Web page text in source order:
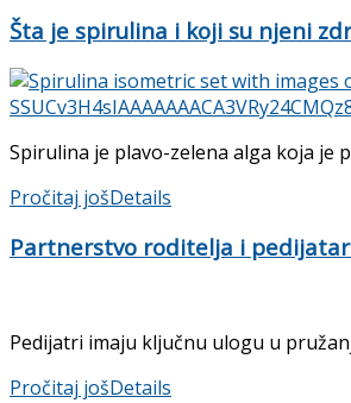
Šta je spirulina i koji su njeni
Spirulina je plavo-zelena alga koja je
Pročitaj jošDetails
Partnerstvo roditelja i
Pedijatri imaju ključnu ulogu u
Pročitaj jošDetails